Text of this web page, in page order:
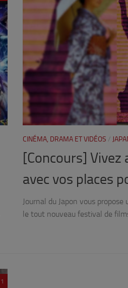
CINÉMA, DRAMA ET VIDÉOS /
[Concours]
avec vos places
Journal du Japon vous
le tout nouveau festival de
1